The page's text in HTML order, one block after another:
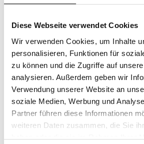
Diese Webseite verwendet Cookies
Wir verwenden Cookies, um Inhalte
personalisieren, Funktionen für
zu können und die Zugriffe auf
analysieren. Außerdem geben wir
Verwendung unserer Website an
soziale Medien, Werbung und
Partner führen diese Informationen
weiteren Daten zusammen, die Sie
haben oder die sie im Rahmen Ihrer
Nimm
Wir sind rund um die Uhr für Sie da!
Chatbot, um schnell eine Antwort
Sie auf „Kontakt aufnehmen“,
Mitgliedschaft aus und stellen